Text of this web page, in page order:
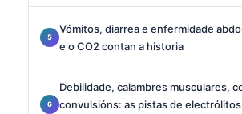
Vómitos, diarrea e enfermidade
e o CO2 contan a historia
Debilidade, calambres musculares,
convulsións: as pistas de